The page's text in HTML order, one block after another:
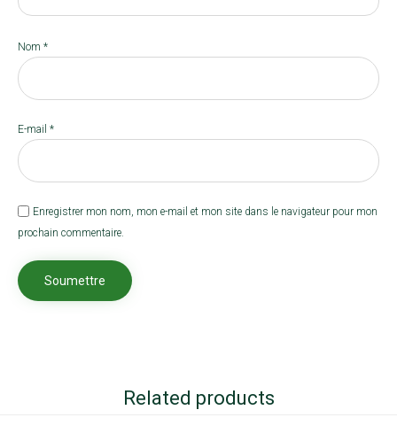
Nom *
E-mail *
Enregistrer mon nom, mon e-mail et mon site dans le navigateur pour mon
prochain commentaire.
Related products